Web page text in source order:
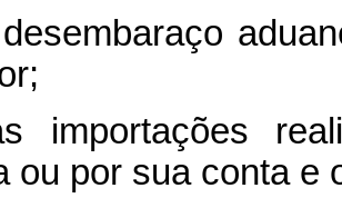
importações
ou por sua conta e